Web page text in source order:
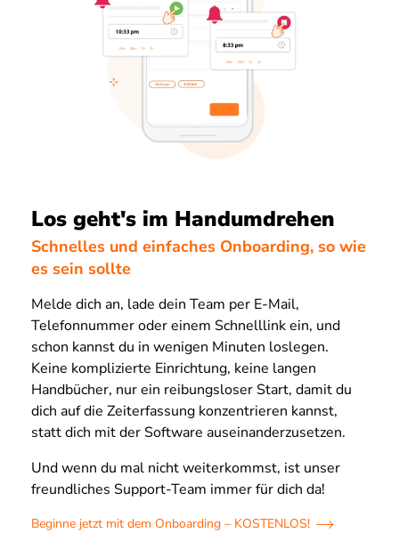
Los geht's im Handumdrehen
Schnelles und einfaches Onboarding, so wie
es sein sollte
Melde dich an, lade dein Team per E-Mail,
Telefonnummer oder einem Schnelllink ein, und
schon kannst du in wenigen Minuten loslegen.
Keine komplizierte Einrichtung, keine langen
Handbücher, nur ein reibungsloser Start, damit du
dich auf die Zeiterfassung konzentrieren kannst,
statt dich mit der Software auseinanderzusetzen.
Und wenn du mal nicht weiterkommst, ist unser
freundliches Support-Team immer für dich da!
Beginne jetzt mit dem Onboarding – KOSTENLOS!